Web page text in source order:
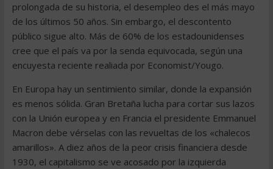
prolongada de su historia, el desempleo des el más mayo
de los últimos 50 años. Sin embargo, el descontento
público sigue alto. Más de 60% de los estadounidenses
cree que el país va por la senda equivocada, según una
encuyesta reciente realiada por Economist/Yougo.
En Europa hay un sentimiento similar, donde la expansión
es menos sólida. Gran Bretaña lucha para cortar sus lazos
con la Unión europea y en Francia el presidente Emmanuel
Macron debe vérselas con las revueltas de los «chalecos
amarillos». A diez años de la peor crisis financiera desde
1930, el capitalismo se ve acosado por la izquierda